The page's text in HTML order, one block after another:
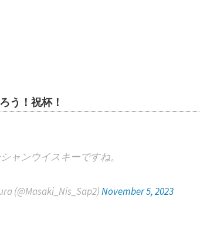
う！祝杯！
ャンウイスキーですね。
(@Masaki_Nis_Sap2)November 5, 2023